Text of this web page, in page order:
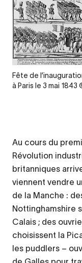
Legende
Fête de
à Paris le 3 mai
Au cours du
Révolution
britanniques
viennent vendre
de la Manche :
Nottinghamshire
Calais ; des
choisissent la
les puddlers –